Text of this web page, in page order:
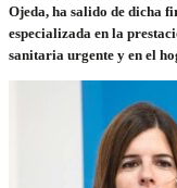
Ojeda, ha salido de dicha
especializada en la
sanitaria urgente y en el